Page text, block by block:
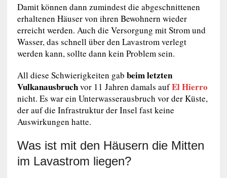
Damit können dann zumindest die abgeschnittenen
erhaltenen Häuser von ihren Bewohnern wieder
erreicht werden. Auch die Versorgung mit Strom und
Wasser, das schnell über den Lavastrom verlegt
werden kann, sollte dann kein Problem sein.
All diese Schwierigkeiten gab beim letzten
Vulkanausbruchvor 11 Jahren damals aufEl Hierro
nicht. Es war ein Unterwasserausbruch vor der Küste,
der auf die Infrastruktur der Insel fast keine
Auswirkungen hatte.
Was ist mit den Häusern die Mitten
im Lavastrom liegen?